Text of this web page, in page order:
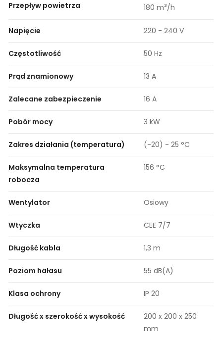
Przepływ powietrza 180 m³/h
Napięcie 220 - 240 V
Częstotliwość 50 Hz
Prąd znamionowy 13 A
Zalecane zabezpieczenie 16 A
Pobór mocy 3 kW
Zakres działania (temperatura) (-20) - 25 °C
Maksymalna temperatura
robocza
156 °C
Wentylator Osiowy
Wtyczka CEE 7/7
Długość kabla 1,3 m
Poziom hałasu 55 dB(A)
Klasa ochrony IP 20
Długość x szerokość x wysokość
200 x 200 x 250
mm